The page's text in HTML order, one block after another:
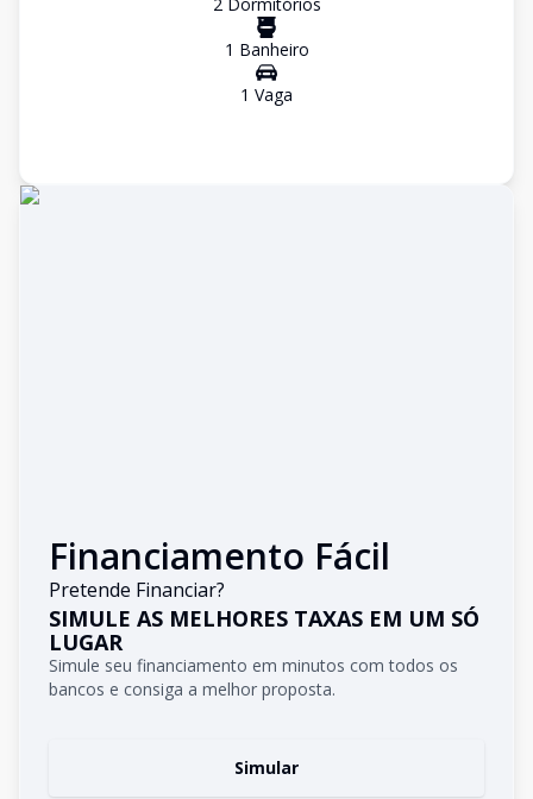
1 Banheiro
1 Vaga
Financiamento Fácil
Pretende Financiar?
SIMULE AS MELHORES TAXAS EM UM SÓ
LUGAR
Simule seu financiamento em minutos com todos os
bancos e consiga a melhor proposta.
Simular